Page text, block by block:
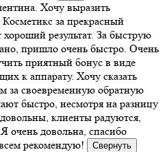
Хочу выразить
за прекрасный
результат. За быструю
пришло очень быстро. Очень
приятный бонус в виде
к аппарату. Хочу сказать
за своевременную обратную
быстро, несмотря на разницу
клиенты радуются,
очень довольна, спасибо
рекомендую!
Свернуть